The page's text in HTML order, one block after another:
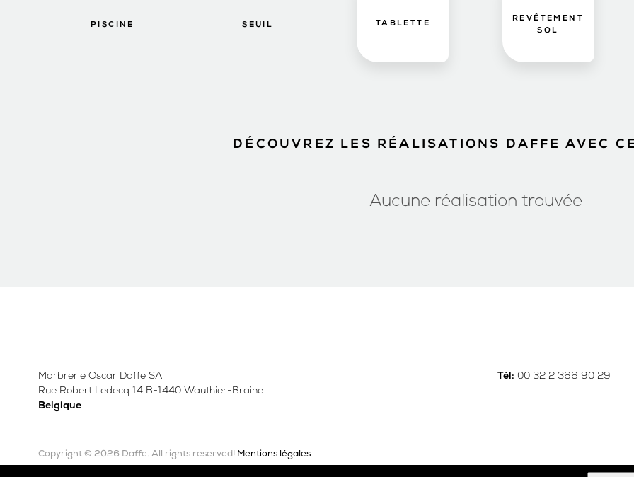
PISCINE SEUIL TABLETTE
REVÊTEMENT
SOL
DÉCOUVREZ LES RÉALISATIONS DAFFE AVEC
Aucune réalisation trouvée
Marbrerie Oscar Daffe SA
Rue Robert Ledecq 14 B-1440 Wauthier-Braine
Belgique
Tél: 00 32 2 366 90 29
Copyright © 2026 Daffe. All rights reserved! Mentions légales